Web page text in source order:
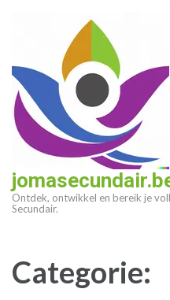
(druk
enter)
Ontdek, ontwikkel en bereik je
Secundair.
Categorie: